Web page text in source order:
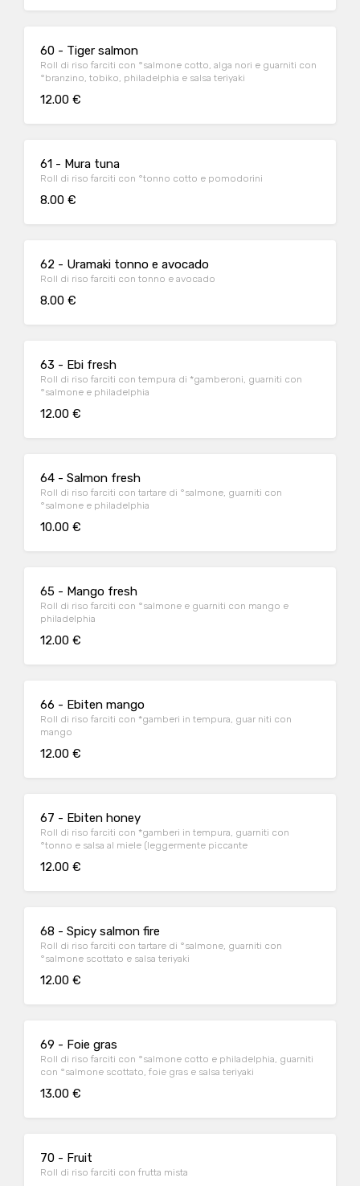
60 - Tiger salmon
Roll di riso farciti con °salmone cotto, alga nori e guarniti con
°branzino, tobiko, philadelphia e salsa teriyaki
12.00 €
61 - Mura tuna
Roll di riso farciti con °tonno cotto e pomodorini
8.00 €
62 - Uramaki tonno e avocado
Roll di riso farciti con tonno e avocado
8.00 €
63 - Ebi fresh
Roll di riso farciti con tempura di *gamberoni, guarniti con
°salmone e philadelphia
12.00 €
64 - Salmon fresh
Roll di riso farciti con tartare di °salmone, guarniti con
°salmone e philadelphia
10.00 €
65 - Mango fresh
Roll di riso farciti con °salmone e guarniti con mango e
philadelphia
12.00 €
66 - Ebiten mango
Roll di riso farciti con *gamberi in tempura, guar niti con
mango
12.00 €
67 - Ebiten honey
Roll di riso farciti con *gamberi in tempura, guarniti con
°tonno e salsa al miele (leggermente piccante
12.00 €
68 - Spicy salmon fire
Roll di riso farciti con tartare di °salmone, guarniti con
°salmone scottato e salsa teriyaki
12.00 €
69 - Foie gras
Roll di riso farciti con °salmone cotto e philadelphia, guarniti
con °salmone scottato, foie gras e salsa teriyaki
13.00 €
70 - Fruit
Roll di riso farciti con frutta mista